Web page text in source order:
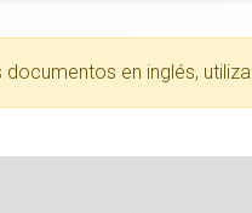
en inglés,